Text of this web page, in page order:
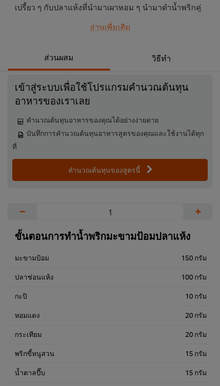
เปรี้ยว ๆ กับปลาแห้งที่นำมาเผาหอม ๆ นำมาตำน้ำพริกคู่
กันแล้วถึงใจ ใครได้ชิมก็เจริญอาหารแน่นอน
อ่านเพิ่มเติม
ส่วนผสม วิธีทำ
เข้าสู่ระบบเพื่อใช้โปรแกรมคำนวณต้นทุน
อาหารของเราเลย
คำนวณต้นทุนอาหารของคุณได้อย่างง่ายดาย
บันทึกการคำนวณต้นทุนอาหารสูตรของคุณและใช้งานได้ทุก
ที่
คำนวณต้นทุนของสูตรนี้
− +
ขั้นตอนการทำน้ำพริกมะขามป้อมปลาแห้ง
มะขามป้อม 150 กรัม
ปลาช่อนแห้ง 100 กรัม
กะปิ 10 กรัม
หอมแดง 20 กรัม
กระเทียม 20 กรัม
พริกขี้หนูสวน 15 กรัม
น้ำตาลปี๊บ 15 กรัม